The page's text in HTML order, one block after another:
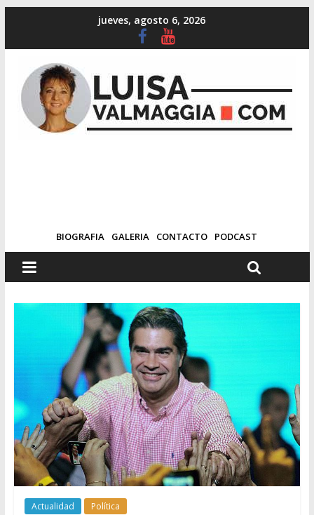
jueves, agosto 6, 2026
BIOGRAFIA GALERIA CONTACTO PODCAST
Actualidad Política